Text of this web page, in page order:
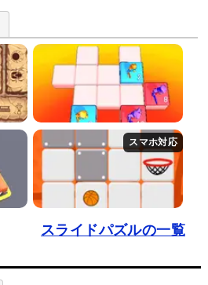
スライドパズルの一覧